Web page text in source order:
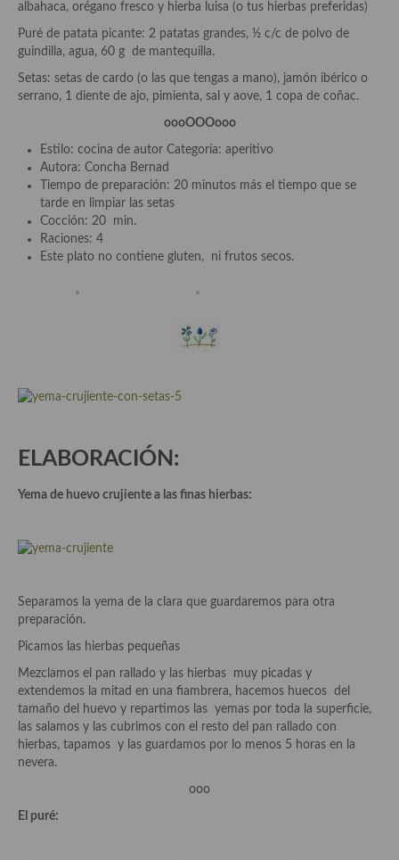
Bebidas
Bocadillos, hamburguesas, sándwich, emparedados, tostas y
Entrantes y primeros platos
Entrantes
Gazpachos, salmorejos, sopas y cremas frías
Quínoa
Masas elaboradas con harina, pizzas, quiches y demás
Plato principal
Pescado y Marisco
Postres y dulces
Postres con frutas
Quesos, recetas
Salazones y encurtidos
Recetas de Cuaresma
albahaca, orégano fresco y hierba luisa (o tus hierbas preferidas)
Puré de patata picante: 2 patatas grandes, ½ c/c de polvo de
guindilla, agua, 60 g de mantequilla.
Setas: setas de cardo (o las que tengas a mano), jamón ibérico o
serrano, 1 diente de ajo, pimienta, sal y aove, 1 copa de coñac.
oooOOOooo
Estilo: cocina de autor Categoría: aperitivo
Autora: Concha Bernad
Tiempo de preparación: 20 minutos más el tiempo que se
tarde en limpiar las setas
Cocción: 20 min.
Raciones: 4
Este plato no contiene gluten, ni frutos secos.
ELABORACIÓN:
Yema de huevo crujiente a las finas hierbas:
Separamos la yema de la clara que guardaremos para otra
preparación.
Picamos las hierbas pequeñas
Mezclamos el pan rallado y las hierbas muy picadas y
extendemos la mitad en una fiambrera, hacemos huecos del
tamaño del huevo y repartimos las yemas por toda la superficie,
las salamos y las cubrimos con el resto del pan rallado con
hierbas, tapamos y las guardamos por lo menos 5 horas en la
nevera.
ooo
El puré: